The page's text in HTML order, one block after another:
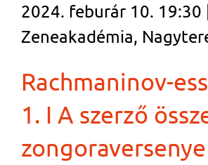
2024. feburár 10. 19:30
Zeneakadémia,
Rachmaninov-
1. I A szerző
zongoraversenye